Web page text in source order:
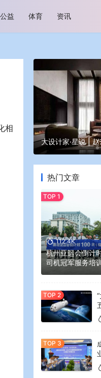
公益 体育 资讯
相亮相
大设计家·星说 |
热门文章
112.4K
杭州亚运会倒计
司机冠军服务培